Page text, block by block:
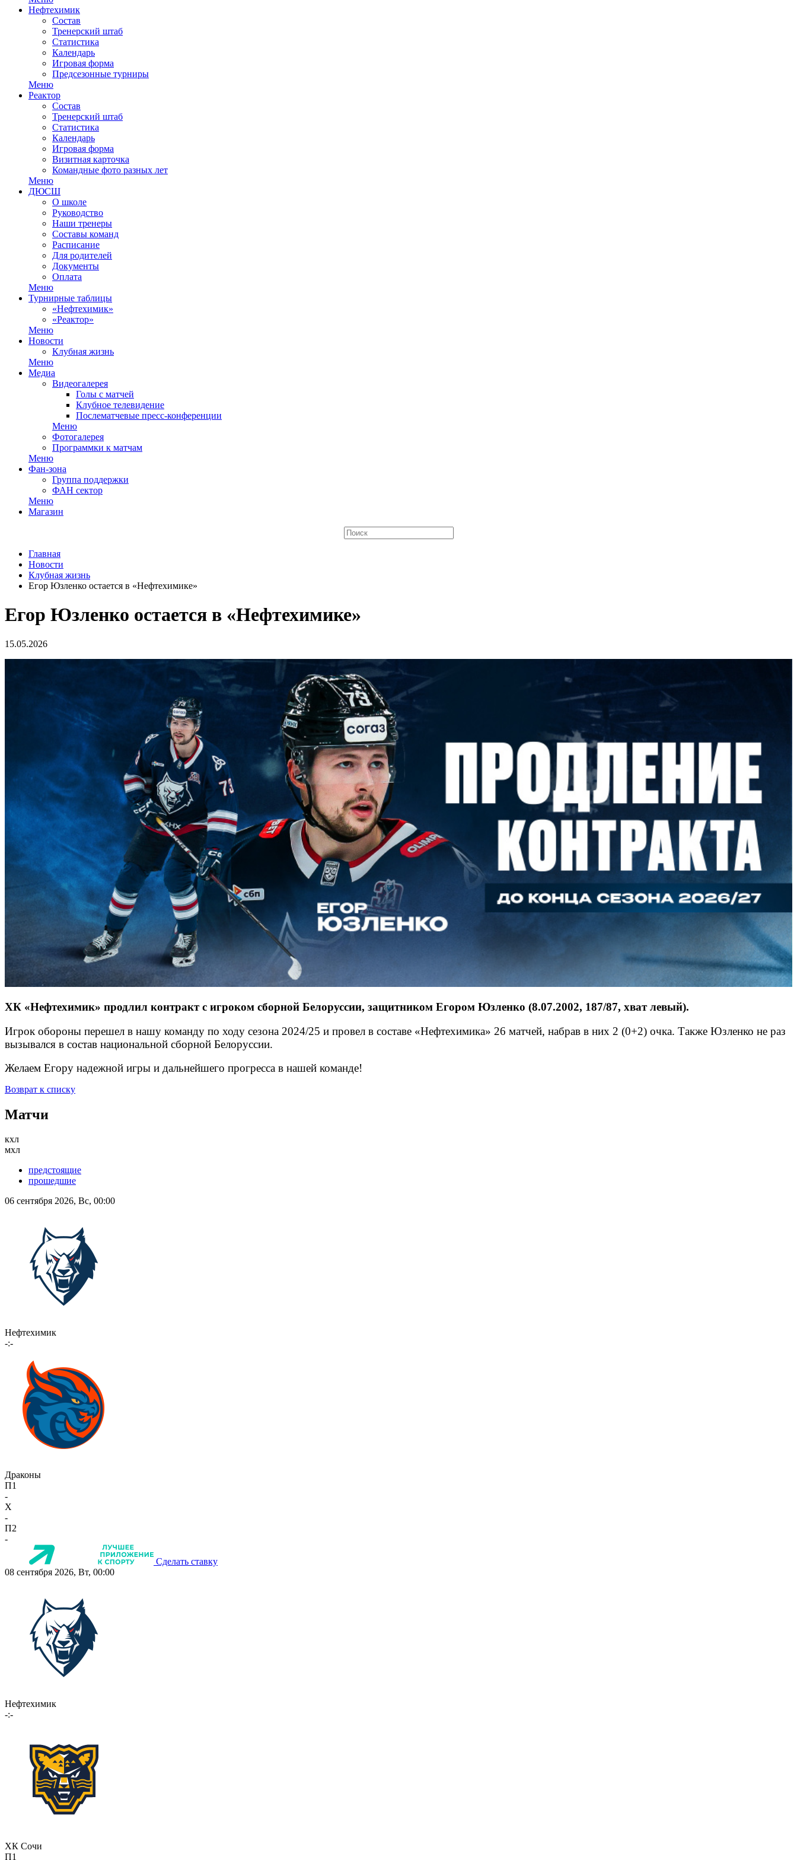
Нефтехимик
Состав
Тренерский штаб
Статистика
Календарь
Игровая форма
Предсезонные турниры
Меню
Реактор
Состав
Тренерский штаб
Статистика
Календарь
Игровая форма
Визитная карточка
Командные фото разных лет
Меню
ДЮСШ
О школе
Руководство
Наши тренеры
Составы команд
Расписание
Для родителей
Документы
Оплата
Меню
Турнирные таблицы
«Нефтехимик»
«Реактор»
Меню
Новости
Клубная жизнь
Меню
Медиа
Видеогалерея
Голы с матчей
Клубное телевидение
Послематчевые пресс-конференции
Меню
Фотогалерея
Программки к матчам
Меню
Фан-зона
Группа поддержки
ФАН сектор
Меню
Магазин
Главная
Новости
Клубная жизнь
Егор Юзленко остается в «Нефтехимике»
Егор Юзленко остается в «Нефтехимике»
15.05.2026
ХК «Нефтехимик» продлил контракт с игроком сборной Белоруссии, защитником Егором Юзленко (8.07.2002, 187/87, хват левый).
Игрок обороны перешел в нашу команду по ходу сезона 2024/25 и провел в составе «Нефтехимика» 26 матчей, набрав в них 2 (0+2) очка. Также Юзленко не раз
вызывался в состав национальной сборной Белоруссии.
Желаем Егору надежной игры и дальнейшего прогресса в нашей команде!
Возврат к списку
Матчи
кхл
мхл
предстоящие
прошедшие
06 сентября 2026, Вс, 00:00
Нефтехимик
-:-
Драконы
П1
-
X
-
П2
-
Сделать ставку
08 сентября 2026, Вт, 00:00
Нефтехимик
-:-
ХК Сочи
П1